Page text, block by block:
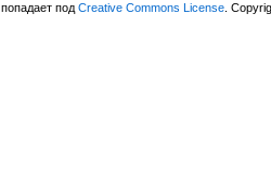
попадает под Creative Commons License.